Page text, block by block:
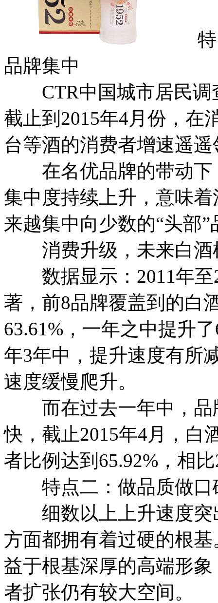
特点
品牌集中
CTR中国城市居民调
截止到2015年4月份，在
台等酒的消费者增速遥
在名优品牌的带动下
集中度持续上升，意味
来越集中向少数的“头部”
消费升级，未来白酒
数据显示：2011年至
著，前8品牌覆盖到的白
63.61%，一年之中提升
年3年中，提升速度有所
速度缓慢爬升。
而在过去一年中，品
快，截止2015年4月，白
者比例达到65.92%，相
特点二：做品质做口
细数以上上升速度突
方面都拥有着过硬的根
益于根基深厚的高端形
者扩张仍有较大空间。